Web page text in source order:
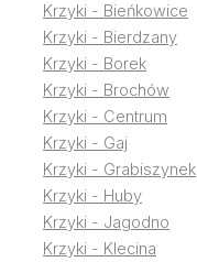
Krzyki - Bieńkowice
Krzyki - Bierdzany
Krzyki - Borek
Krzyki - Brochów
Krzyki - Centrum
Krzyki - Gaj
Krzyki - Grabiszynek
Krzyki - Huby
Krzyki - Jagodno
Krzyki - Klecina